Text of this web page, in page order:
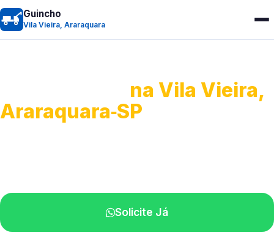
Guincho
Vila Vieira, Araraquara
na Vila Vieira,
Araraquara‑SP
Solicite Já